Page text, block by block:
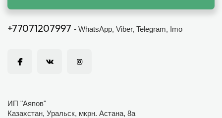
+77071207997 - WhatsApp, Viber, Telegram, Imo
ИП "Аяпов"
Казахстан, Уральск, мкрн. Астана, 8а